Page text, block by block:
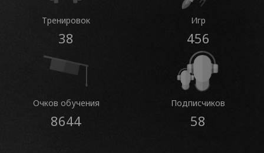
Тренировок
38
Игр
456
Очков обучения
8644
Подписчиков
58